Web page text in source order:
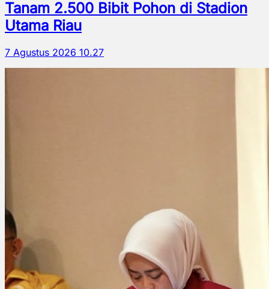
Tanam 2.500 Bibit Pohon di Stadion
Utama Riau
7 Agustus 2026 10.27